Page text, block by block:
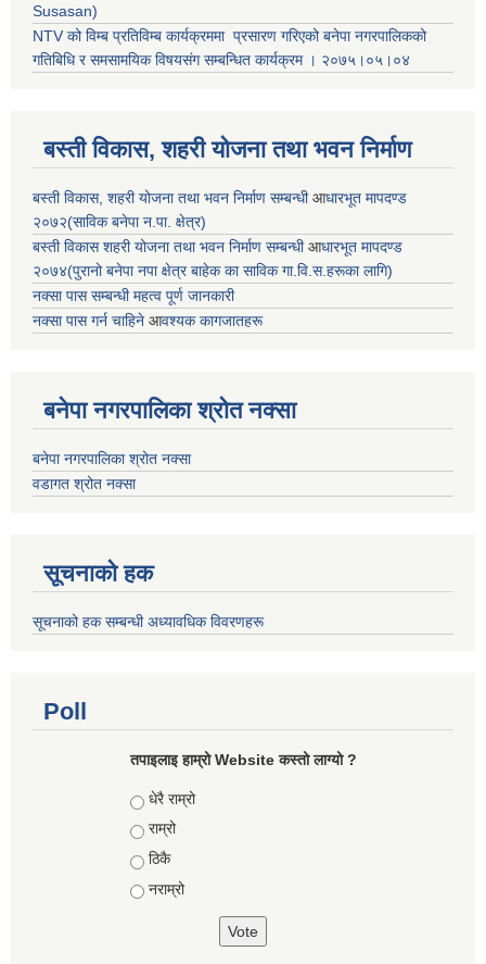
Susasan)
NTV को विम्ब प्रतिविम्ब कार्यक्रममा प्रसारण गरिएकोबनेपा नगरपालिकको
गतिबिधि र समसामयिक विषयसंग सम्बन्धित कार्यक्रम । २०७५।०५।०४
बस्ती विकास, शहरी योजना तथा भवन निर्माण
बस्ती विकास, शहरी योजना तथा भवन निर्माण सम्बन्धीआधारभूत मापदण्ड
२०७२(साविक बनेपा न.पा. क्षेत्र)
बस्ती विकास शहरी योजना तथा भवन निर्माण सम्बन्धीआधारभूत मापदण्ड
२०७४(पुरानो बनेपा नपा क्षेत्र बाहेक का साविक गा.वि.स.हरूका लागि)
नक्सा पास सम्बन्धी महत्व पूर्ण जानकारी
नक्सा पास गर्न चाहिने आवश्यक कागजातहरू
बनेपा नगरपालिका श्रोत नक्सा
बनेपा नगरपालिका श्रोत नक्सा
वडागत श्रोत नक्सा
सूचनाको हक
सूचनाको हक सम्बन्धी अध्यावधिक विवरणहरू
Poll
तपाइलाइ हाम्रो Website कस्तो लाग्यो ?
Choices
धेरै राम्रो
राम्रो
ठिकै
नराम्रो